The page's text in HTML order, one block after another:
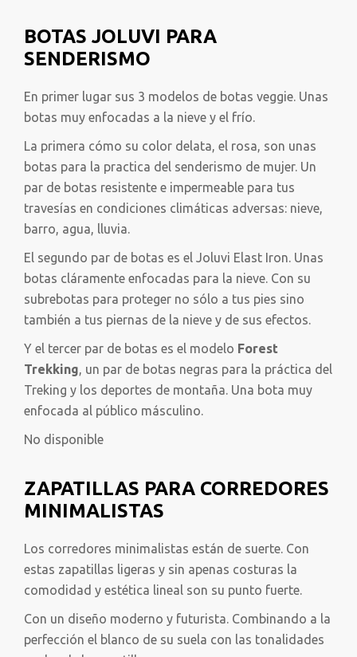
BOTAS JOLUVI PARA
SENDERISMO
En primer lugar sus 3 modelos de botas veggie. Unas
botas muy enfocadas a la nieve y el frío.
La primera cómo su color delata, el rosa, son unas
botas para la practica del senderismo de mujer. Un
par de botas resistente e impermeable para tus
travesías en condiciones climáticas adversas: nieve,
barro, agua, lluvia.
El segundo par de botas es el Joluvi Elast Iron. Unas
botas cláramente enfocadas para la nieve. Con su
subrebotas para proteger no sólo a tus pies sino
también a tus piernas de la nieve y de sus efectos.
Y el tercer par de botas es el modelo Forest
Trekking, un par de botas negras para la práctica del
Treking y los deportes de montaña. Una bota muy
enfocada al público másculino.
No disponible
ZAPATILLAS PARA CORREDORES
MINIMALISTAS
Los corredores minimalistas están de suerte. Con
estas zapatillas ligeras y sin apenas costuras la
comodidad y estética lineal son su punto fuerte.
Con un diseño moderno y futurista. Combinando a la
perfección el blanco de su suela con las tonalidades